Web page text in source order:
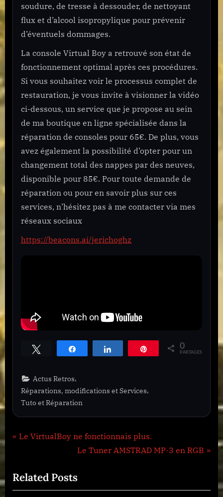
soudure, de tresse à dessouder, de nettoyant
flux et d’alcool isopropylique pour prévenir
d’éventuels dommages.
La console Virtual Boy a retrouvé son état de
fonctionnement optimal après ces procédures.
Si vous souhaitez voir le processus complet de
restauration, je vous invite à visionner la vidéo
ci-dessous, un service que je propose au sein
de ma boutique en ligne spécialisée dans la
réparation de consoles pour 65€. De plus, vous
avez également la possibilité d’opter pour un
changement total des nappes par des neuves,
disponible pour 85€. Pour toute demande de
réparation ou pour en savoir plus sur ces
services, n’hésitez pas à me contacter via mes
réseaux sociaux
https://beacons.ai/jerichoghz
Tweetez Partagez Partagez Épingle 0
PARTAGES
Actus Retros,
Réparations, modifications et Services,
Tuto et Réparation
Navigation
l’article
P
v
i
Le VirtualBoy ne fonctionnais plus.
N
x
t
Le Tuner AMSTRAD MP-3 en RGB
Related Posts